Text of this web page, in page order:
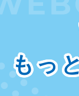
もっ